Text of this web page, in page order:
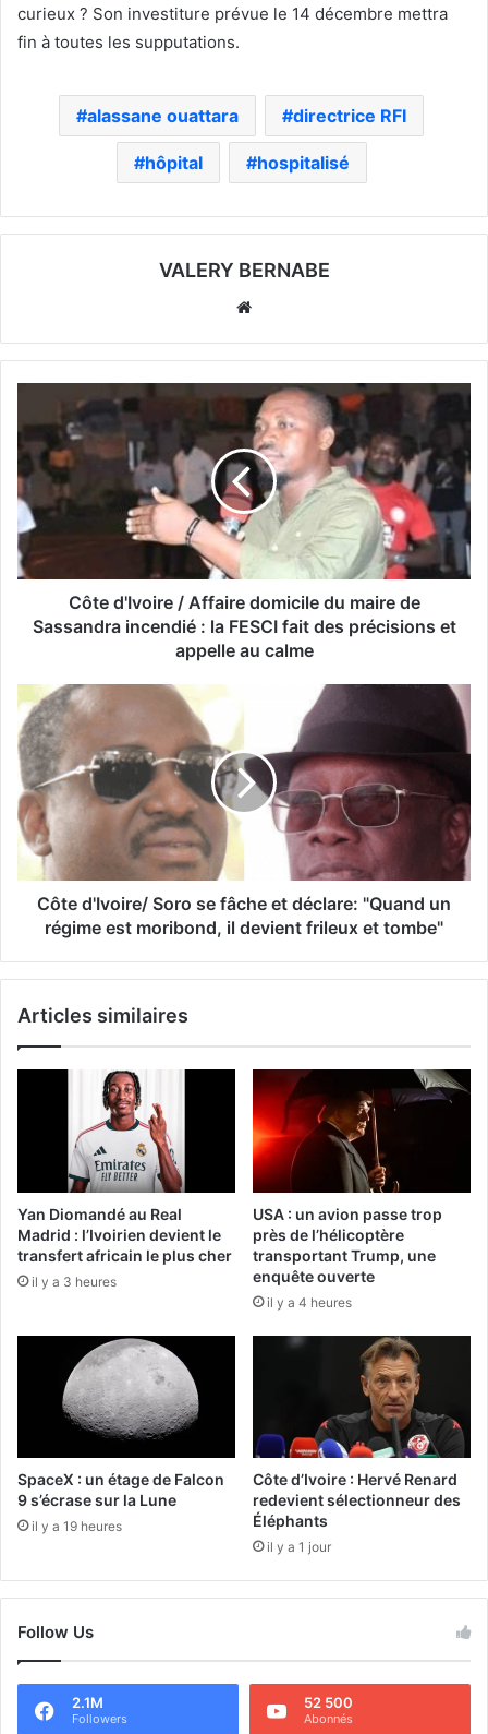
curieux ? Son investiture prévue le 14 décembre mettra
fin à toutes les supputations.
alassane ouattara directrice RFI
hôpital hospitalisé
VALERY BERNABE
Côte d'Ivoire / Affaire domicile du maire de
Sassandra incendié : la FESCI fait des précisions et
appelle au calme
Côte d'Ivoire/ Soro se fâche et déclare: "Quand un
régime est moribond, il devient frileux et tombe"
Articles similaires
Yan Diomandé au Real
Madrid : l’Ivoirien devient le
transfert africain le plus cher
il y a 3 heures
USA : un avion passe trop
près de l’hélicoptère
transportant Trump, une
enquête ouverte
il y a 4 heures
SpaceX : un étage de Falcon
9 s’écrase sur la Lune
il y a 19 heures
Côte d’Ivoire : Hervé Renard
redevient sélectionneur des
Éléphants
il y a 1 jour
Follow Us
2.1M
Followers
52 500
Abonnés